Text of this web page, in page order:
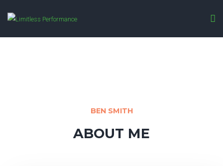
BEN SMITH
ABOUT ME